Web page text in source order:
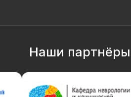
Наши партнёры